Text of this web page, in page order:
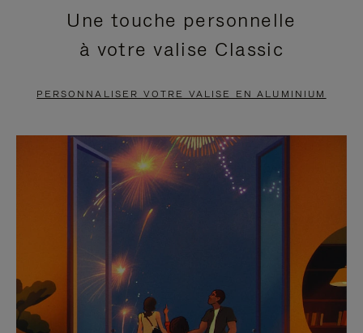
EN
PAUSE,
APPUYEZ
POUR
METTRE
PAUSE
VIDÉO
EST
DÉSACTIVÉ.
CLIQUER
POUR
RÉACTIVER
LE
SON
Une touche personnelle
à votre valise Classic
PERSONNALISER VOTRE VALISE EN ALUMINIUM